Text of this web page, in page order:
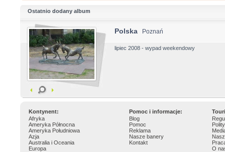
Ostatnio dodany album
Polska Poznań
lipiec 2008 - wypad weekendowy
Kontynent: Pomoc i informacje:
Afryka
Ameryka Północna
Ameryka Południowa
Azja
Australia i Oceania
Europa
Blog
Pomoc
Reklama
Nasze banery
Kontakt
O